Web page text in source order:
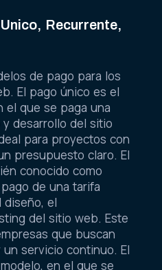
Recurrente,
de pago para los
El pago único es el
el que se paga una
desarrollo del sitio
para proyectos con
presupuesto claro. El
conocido como
de una tarifa
diseño, el
del sitio web. Este
que buscan
servicio continuo. El
en el que se